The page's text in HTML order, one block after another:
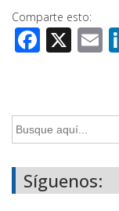
Comparte esto:
X
Buscar:
Síguenos: